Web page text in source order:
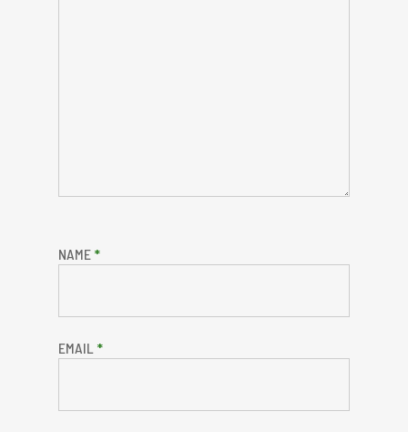
NAME *
EMAIL *